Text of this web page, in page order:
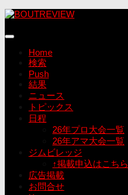
コ
テ
Home
検索
Push
結果
ニュース
トピックス
日程
26年プロ大会一覧
26年アマ大会一覧
ジムビレッジ
↑掲載申込はこちら
広告掲載
お問合せ